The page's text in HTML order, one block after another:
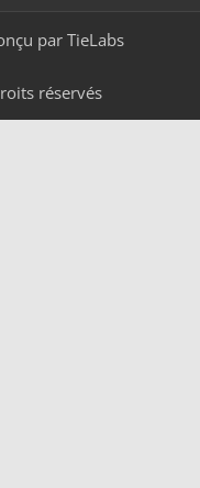
par TieLabs
réservés